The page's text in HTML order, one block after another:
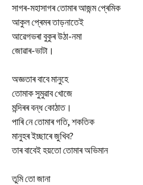
সাগৰ-মহাসাগৰ তোমাৰ আজন্ম প্ৰেমিক
আকুল প্ৰেমৰ তাড়নাতেই
আৱেগভৰা বুকুৰ উঠা-নমা
জোৱাৰ-ভাটা।
অজ্ঞতাৰ বাবে মানুহে
তোমাক সুমুৱাব খোজে
মন্দিৰৰ বন্ধ কোঠাত।
পাৰি নে তোমাৰ গতি, শকতিক
মানুহৰ ইচ্ছাৰে জুখিব?
তাৰ বাবেই হয়তো তোমাৰ অভিমান
তুমি তো জানা